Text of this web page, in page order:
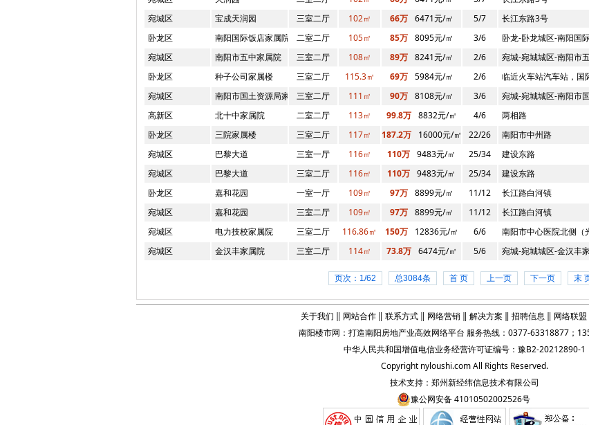
宛城区
宝成天润园 三室二厅 102㎡ 66万 6471元/㎡ 5/7 长江东路3号
卧龙区
南阳国际饭店家属院 二室二厅 105㎡ 85万 8095元/㎡ 3/6 卧龙-卧龙城区-南阳国
宛城区
南阳市五中家属院 三室二厅 108㎡ 89万 8241元/㎡ 2/6 宛城-宛城城区-南阳市
卧龙区
种子公司家属楼 三室二厅 115.3㎡ 69万 5984元/㎡ 2/6 临近火车站汽车站，国
宛城区
南阳市国土资源局家属院三室二厅 111㎡ 90万 8108元/㎡ 3/6 宛城-宛城城区-南阳市
高新区
北十中家属院 二室二厅 113㎡ 99.8万 8832元/㎡ 4/6 两相路
卧龙区
三院家属楼 三室二厅 117㎡ 187.2万 16000元/㎡ 22/26 南阳市中州路
宛城区
巴黎大道 三室一厅 116㎡ 110万 9483元/㎡ 25/34 建设东路
宛城区
巴黎大道 三室二厅 116㎡ 110万 9483元/㎡ 25/34 建设东路
卧龙区
嘉和花园 一室一厅 109㎡ 97万 8899元/㎡ 11/12 长江路白河镇
宛城区
嘉和花园 三室二厅 109㎡ 97万 8899元/㎡ 11/12 长江路白河镇
宛城区
电力技校家属院 三室二厅 116.86㎡ 150万 12836元/㎡ 6/6 南阳市中心医院北侧（
宛城区
金汉丰家属院 三室二厅 114㎡ 73.8万 6474元/㎡ 5/6 宛城-宛城城区-金汉丰
页次：1/62 总3084条 首 页 上一页 下一页 末
关于我们 ‖ 网站合作‖ 联系方式‖ 网络营销‖ 解决方案 ‖ 招聘信息 ‖ 网络联盟
南阳楼市网 ：打造南阳房地产业高效网络平台 服务热线：0377-63318877；
中华人民共和国增值电信业务经营许可证编号：豫B2-20212890-1
Copyright nyloushi.comAll Rights Reserved.
技术支持： 郑州新经纬信息技术有限公司
豫公网安备 41010502002526号